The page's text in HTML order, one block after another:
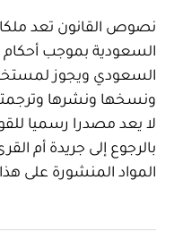
نصوص القانون تعد ملكا
السعودية بموجب
السعودي ويجوز
ونسخها ونشرها
لا يعد مصدرا رسميا
بالرجوع إلى جريدة أم
المواد المنشورة على